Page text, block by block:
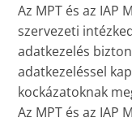
Az MPT és az IAP
szervezeti
adatkezelés
adatkezeléssel
kockázatoknak
Az MPT és az IAP